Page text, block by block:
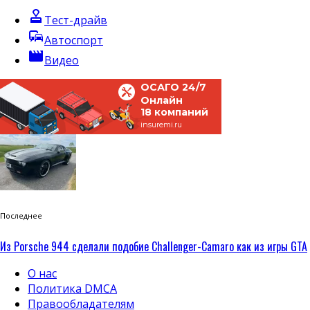
approval Тест-драйв
commuteАвтоспорт
movieВидео
ОСАГО 24/7
Онлайн
18 компаний
insuremi.ru
Последнее
Из Porsche 944 сделали подобие Challenger-Camaro как из игры GTA
О нас
Политика DMCA
Правообладателям